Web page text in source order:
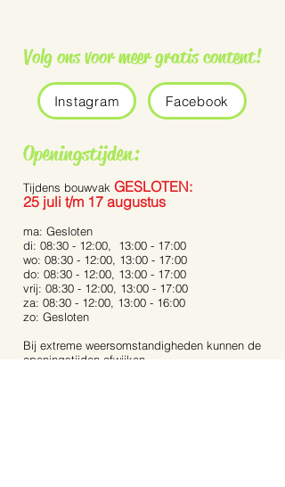
Volg ons voor meer gratis content!
Instagram Facebook
Openingstijden:
Tijdens bouwvak GESLOTEN:
25 juli t/m 17 augustus
ma: Gesloten
di: 08:30 - 12:00, 13:00 - 17:00
wo: 08:30 - 12:00, 13:00 - 17:00
do: 08:30 - 12:00, 13:00 - 17:00
vrij: 08:30 - 12:00, 13:00 - 17:00
za: 08:30 - 12:00, 13:00 - 16:00
zo: Gesloten
Bij extreme weersomstandigheden kunnen de
openingstijden afwijken.